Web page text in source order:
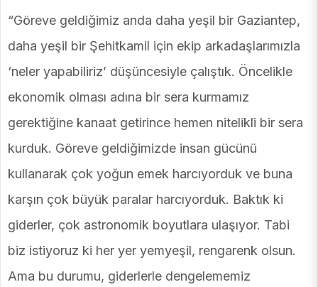
“Göreve geldiğimiz anda daha yeşil bir Gaziantep,
daha yeşil bir Şehitkamil için ekip arkadaşlarımızla
‘neler yapabiliriz’ düşüncesiyle çalıştık. Öncelikle
ekonomik olması adına bir sera kurmamız
gerektiğine kanaat getirince hemen nitelikli bir sera
kurduk. Göreve geldiğimizde insan gücünü
kullanarak çok yoğun emek harcıyorduk ve buna
karşın çok büyük paralar harcıyorduk. Baktık ki
giderler, çok astronomik boyutlara ulaşıyor. Tabi
biz istiyoruz ki her yer yemyeşil, rengarenk olsun.
Ama bu durumu, giderlerle dengelememiz